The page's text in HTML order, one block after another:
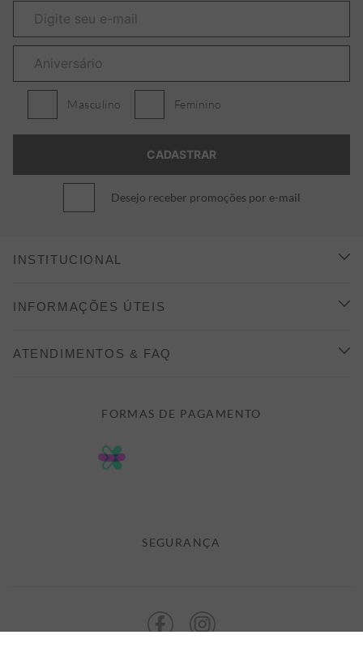
Masculino Feminino
Desejo receber promoções por e-mail
INSTITUCIONAL
CONHEÇA A ALEATORY
INFORMAÇÕES ÚTEIS
FORMAS DE PAGAMENTO
POLÍTICA DE PRIVACIDADE
ATENDIMENTOS & FAQ
ATENDIMENTO@ALEATORYSTORE.COM.BR
FORMAS DE PAGAMENTO
SEGURANÇA